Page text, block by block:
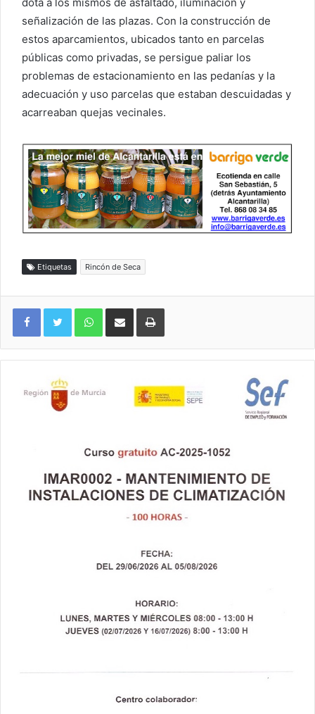
señalización de las plazas. Con la construcción de
estos aparcamientos, ubicados tanto en parcelas
públicas como privadas, se persigue paliar los
problemas de estacionamiento en las pedanías y la
adecuación y uso parcelas que estaban descuidadas y
acarreaban quejas vecinales.
Etiquetas Rincón de Seca
WhatsAppCompartir por correo electrónicoImprimir